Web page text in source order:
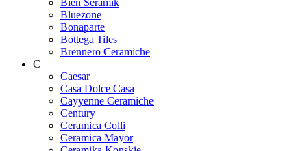
Bluezone
Bonaparte
Bottega Tiles
Brennero Ceramiche
C
Caesar
Casa Dolce Casa
Cayyenne Ceramiche
Century
Ceramica Colli
Ceramica Mayor